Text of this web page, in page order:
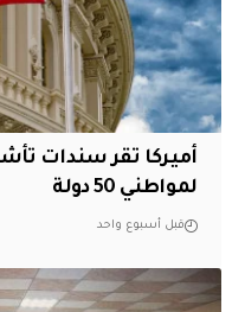
لمواطني 50 دولة
قبل أسبوع واحد